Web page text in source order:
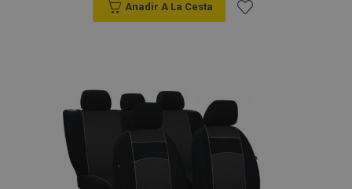
Anadir A La Cesta
Lista
de
Deseos